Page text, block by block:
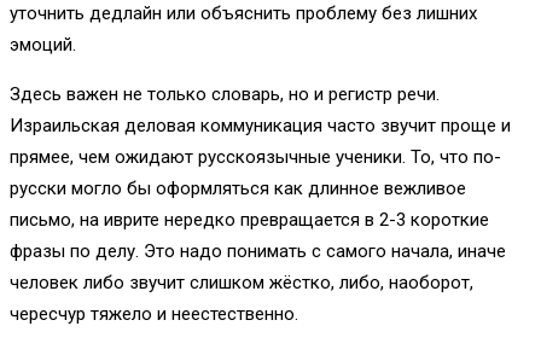
уточнить дедлайн или объяснить проблему без лишних
эмоций.
Здесь важен не только словарь, но и регистр речи.
Израильская деловая коммуникация часто звучит проще и
прямее, чем ожидают русскоязычные ученики. То, что по-
русски могло бы оформляться как длинное вежливое
письмо, на иврите нередко превращается в 2-3 короткие
фразы по делу. Это надо понимать с самого начала, иначе
человек либо звучит слишком жёстко, либо, наоборот,
чересчур тяжело и неестественно.